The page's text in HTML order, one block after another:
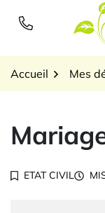
Accueil Mes
ETAT CIVIL